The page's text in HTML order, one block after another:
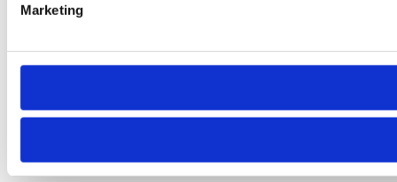
Marketing